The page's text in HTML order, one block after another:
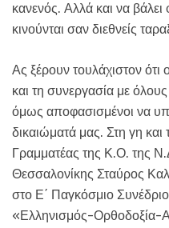
κανενός. Αλλά και να
κινούνται σαν διεθνείς
Ας ξέρουν τουλάχιστον ότι
και τη συνεργασία με
όμως αποφασισμένοι να
δικαιώματά μας. Στη γη και
Γραμματέας της Κ.Ο. της
Θεσσαλονίκης Σταύρος
στο Ε΄ Παγκόσμιο
«Ελληνισμός-Ορθοδοξία-